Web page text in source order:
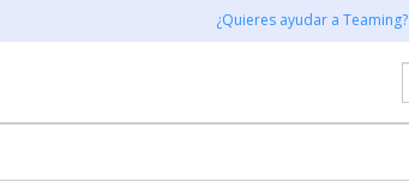
¿Quieres ayudar a Teaming?